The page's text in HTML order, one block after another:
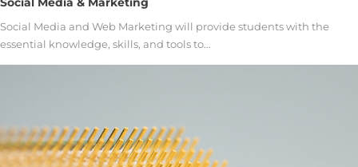
Social Media and Web Marketing will provide students with the
essential knowledge, skills, and tools to…